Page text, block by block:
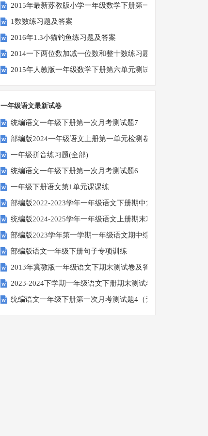
2015年最新苏教版小学一年级数学下册第一次月考试卷
1数数练习题及答案
2016年1.3小猫钓鱼练习题及答案
2014一下两位数加减一位数和整十数练习题四
2015年人教版一年级数学下册第六单元测试题
一年级语文最新试卷
统编语文一年级下册第一次月考测试题7
部编版2024一年级语文上册第一单元检测卷
一年级拼音练习题(全部)
统编语文一年级下册第一次月考测试题6
一年级下册语文第1单元课课练
部编版2022-2023学年一年级语文下册期中复习卷
统编版2024-2025学年一年级语文上册期末巩固测试卷
部编版2023学年第一学期一年级语文期中综合试卷
部编版语文一年级下册句子专项训练
2013年冀教版一年级语文下期末测试卷及答案
2023-2024下学期一年级语文下册期末测试卷
统编语文一年级下册第一次月考测试题4（无答案）